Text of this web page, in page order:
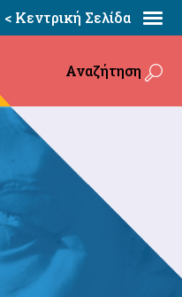
< Κεντρική Σελίδα
Αναζήτηση